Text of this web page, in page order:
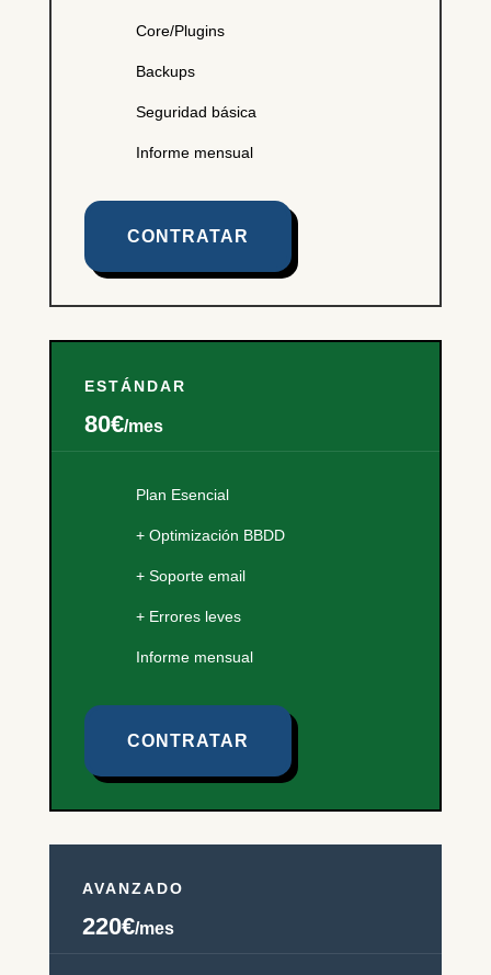
Core/Plugins
Backups
Seguridad básica
Informe mensual
CONTRATAR
ESTÁNDAR
80€/mes
Plan Esencial
+ Optimización BBDD
+ Soporte email
+ Errores leves
Informe mensual
CONTRATAR
AVANZADO
220€/mes